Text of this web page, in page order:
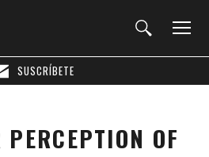
SUSCRÍBETE
PERCEPTION OF